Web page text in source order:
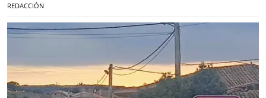
REDACCIÓN